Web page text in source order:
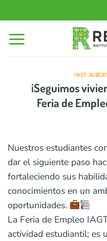
al
contenido
INST.
¡Seguimos
Feria de
Nuestros estudiantes
dar el siguiente paso
fortaleciendo sus
conocimientos en un
oportunidades.
La Feria de Empleo
actividad estudiantil; es